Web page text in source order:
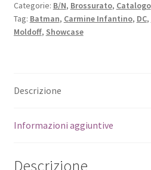
Categorie: B/N, Brossurato, Catalogo
Tag: Batman, Carmine Infantino, DC,
Moldoff, Showcase
Descrizione
Informazioni aggiuntive
Descrizione